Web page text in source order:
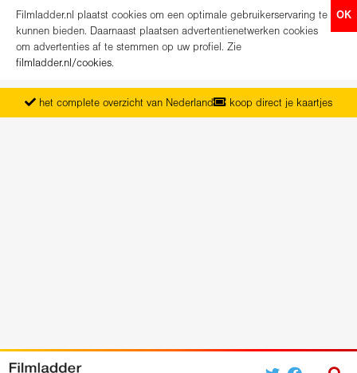
OK
Filmladder.nl plaatst cookies om een optimale gebruikerservaring te
kunnen bieden. Daarnaast plaatsen advertentienetwerken cookies
om advertenties af te stemmen op uw profiel. Zie
filmladder.nl/cookies.
het complete overzicht van Nederland
koop direct je kaartjes
vanaf maandag het nieuwe programma